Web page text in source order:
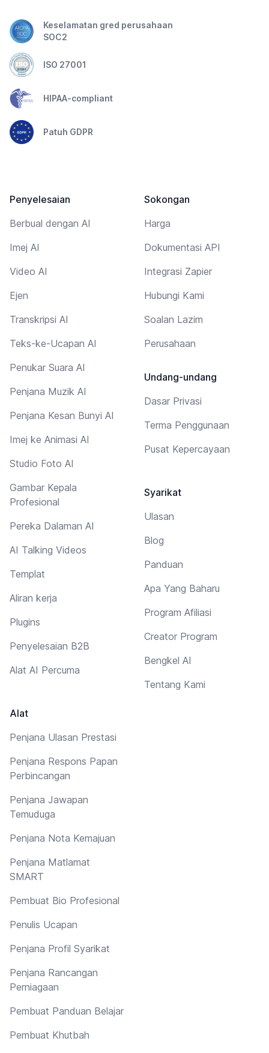
Keselamatan gred perusahaan
SOC2
ISO 27001
HIPAA-compliant
Patuh GDPR
Penyelesaian
Berbual dengan AI
Imej AI
Video AI
Ejen
Transkripsi AI
Teks-ke-Ucapan AI
Penukar Suara AI
Penjana Muzik AI
Penjana Kesan Bunyi AI
Imej ke Animasi AI
Studio Foto AI
Gambar Kepala
Profesional
Pereka Dalaman AI
AI Talking Videos
Templat
Aliran kerja
Plugins
Penyelesaian B2B
Alat AI Percuma
Alat
Penjana Ulasan Prestasi
Penjana Respons Papan
Perbincangan
Penjana Jawapan
Temuduga
Penjana Nota Kemajuan
Penjana Matlamat
SMART
Pembuat Bio Profesional
Penulis Ucapan
Penjana Profil Syarikat
Penjana Rancangan
Perniagaan
Pembuat Panduan Belajar
Pembuat Khutbah
Sokongan
Harga
Dokumentasi API
Integrasi Zapier
Hubungi Kami
Soalan Lazim
Perusahaan
Undang-undang
Dasar Privasi
Terma Penggunaan
Pusat Kepercayaan
Syarikat
Ulasan
Blog
Panduan
Apa Yang Baharu
Program Afiliasi
Creator Program
Bengkel AI
Tentang Kami